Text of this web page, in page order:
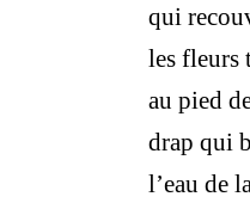
qui
les fleurs
au pied
drap qui
l’eau de